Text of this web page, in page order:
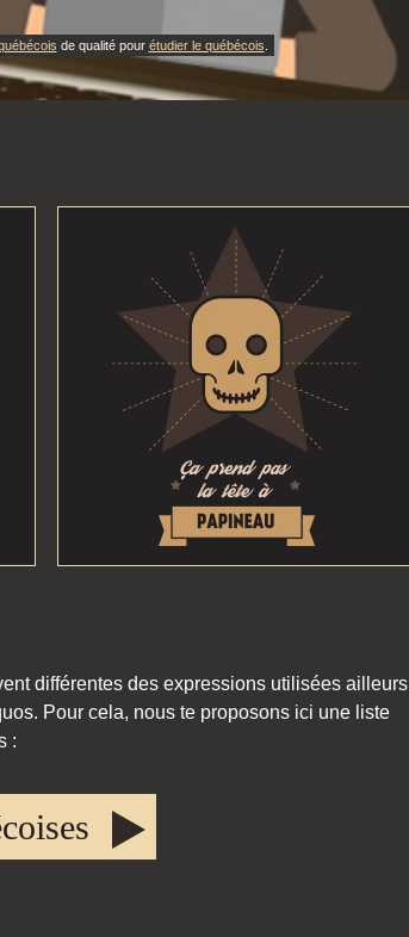
de qualité pour étudier le québécois
différentes des expressions utilisées ailleurs
Pour cela, nous te proposons ici une liste
: